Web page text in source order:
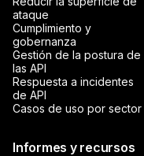
ataque
Cumplimiento y
gobernanza
Gestión de la postura de
las API
Respuesta a incidentes
de API
Casos de uso por sector
Informes y recursos